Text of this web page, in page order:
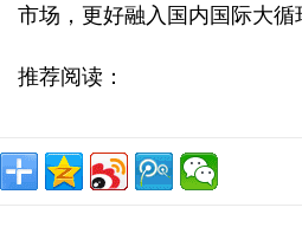
市场，更好融入国内国际大循
推荐阅读：